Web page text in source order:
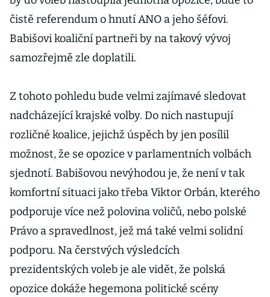
čistě referendum o hnutí ANO a jeho šéfovi.
Babišovi koaliční partneři by na takový vývoj
samozřejmě zle doplatili.
Z tohoto pohledu bude velmi zajímavé sledovat
nadcházející krajské volby. Do nich nastupují
rozličné koalice, jejichž úspěch by jen posílil
možnost, že se opozice v parlamentních volbách
sjednotí. Babišovou nevýhodou je, že není v tak
komfortní situaci jako třeba Viktor Orbán, kterého
podporuje více než polovina voličů, nebo polské
Právo a spravedlnost, jež má také velmi solidní
podporu. Na čerstvých výsledcích
prezidentských voleb je ale vidět, že polská
opozice dokáže hegemona politické scény